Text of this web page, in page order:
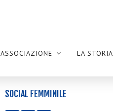
ASSOCIAZIONE LA STORIA
SOCIAL FEMMINILE